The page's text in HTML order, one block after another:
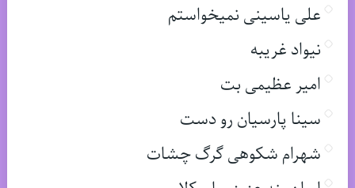
علی یاسینی نمیخواستم
نیواد غریبه
امیر عظیمی بت
سینا پارسیان رو دست
شهرام شکوهی گرگ چشات